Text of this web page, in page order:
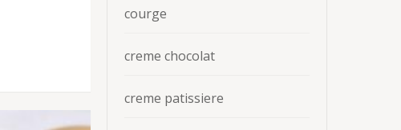
courge
creme chocolat
creme patissiere